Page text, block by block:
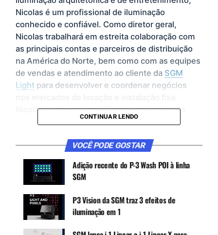
Nicolas é um profissional de iluminação
conhecido e confiável. Como diretor geral,
Nicolas trabalhará em estreita colaboração com
as principais contas e parceiros de distribuição
na América do Norte, bem como com as equipes
de vendas e atendimento ao cliente da SGM
Light para desenvolver e coordenar negócios
Nicolas continuará trabalhando no interior do
estado de Nova York.
Nicolas tem uma experiência muito forte em
cargos progressivos em iluminação e
gerenciamento de vendas, mais recentemente
como vice-presidente de vendas da Altman
como gerente regional de vendas da Strand
Lighting. Ambas as funções incluíam um histórico
CONTINUAR LENDO
VOCÊ PODE GOSTAR
Adição recente do P-3 Wash POI à linha
SGM
P3 Vision da SGM traz 3 efeitos de
iluminação em 1